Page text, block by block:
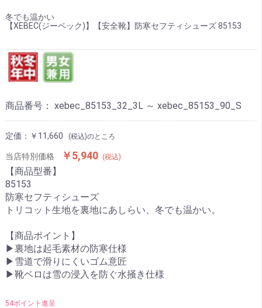
冬でも温かい
【XEBEC(ジーベック)】【安全靴】防寒セフティシューズ 85153
商品番号： xebec_85153_32_3L ～ xebec_85153_90_S
定価： ￥11,660 (税込)のところ
当店特別価格 ￥5,940 (税込)
【商品型番】
85153
防寒セフティシューズ
トリコット生地を裏地にあしらい、冬でも温かい。
【商品ポイント】
▶裏地は起毛素材の防寒仕様
▶雪道で滑りにくいゴム意匠
▶靴ベロは雪の浸入を防ぐ水掻き仕様
54ポイント進呈